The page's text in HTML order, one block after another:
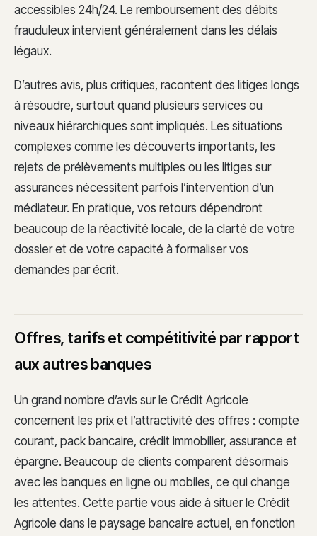
accessibles 24h/24. Le remboursement des débits
frauduleux intervient généralement dans les délais
légaux.
D’autres avis, plus critiques, racontent des litiges longs
à résoudre, surtout quand plusieurs services ou
niveaux hiérarchiques sont impliqués. Les situations
complexes comme les découverts importants, les
rejets de prélèvements multiples ou les litiges sur
assurances nécessitent parfois l’intervention d’un
médiateur. En pratique, vos retours dépendront
beaucoup de la réactivité locale, de la clarté de votre
dossier et de votre capacité à formaliser vos
demandes par écrit.
Offres, tarifs et compétitivité par rapport
aux autres banques
Un grand nombre d’avis sur le Crédit Agricole
concernent les prix et l’attractivité des offres : compte
courant, pack bancaire, crédit immobilier, assurance et
épargne. Beaucoup de clients comparent désormais
avec les banques en ligne ou mobiles, ce qui change
les attentes. Cette partie vous aide à situer le Crédit
Agricole dans le paysage bancaire actuel, en fonction